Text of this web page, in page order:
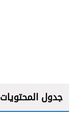
جدول المحتويات